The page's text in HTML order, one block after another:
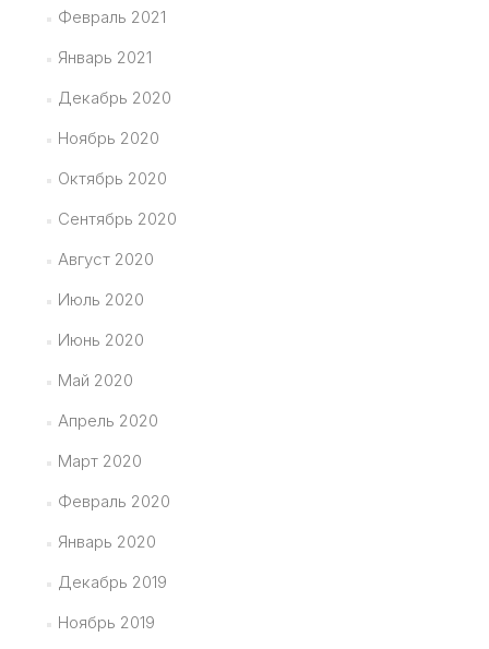
Февраль 2021
Январь 2021
Декабрь 2020
Ноябрь 2020
Октябрь 2020
Сентябрь 2020
Август 2020
Июль 2020
Июнь 2020
Май 2020
Апрель 2020
Март 2020
Февраль 2020
Январь 2020
Декабрь 2019
Ноябрь 2019